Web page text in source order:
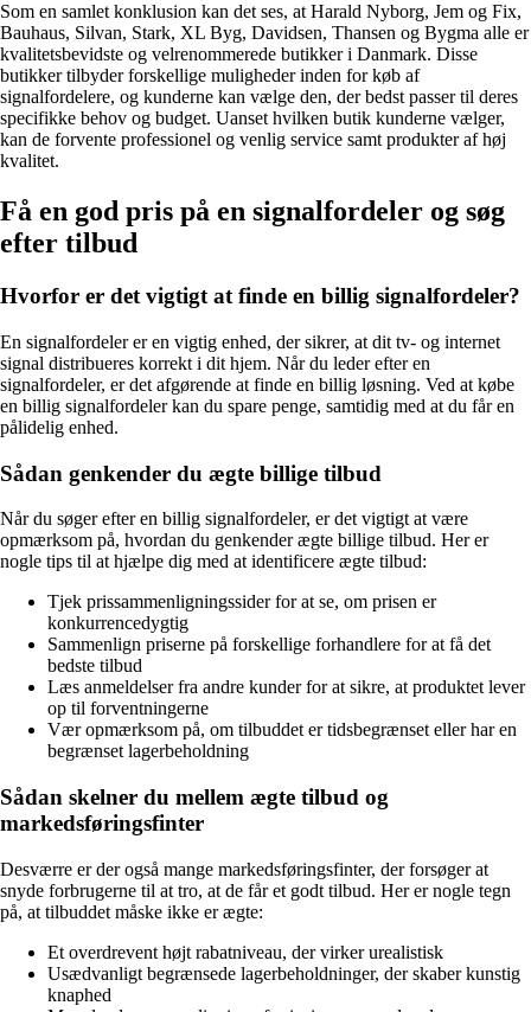
Som en samlet konklusion kan det ses, at Harald Nyborg, Jem og Fix,
Bauhaus, Silvan, Stark, XL Byg, Davidsen, Thansen og Bygma alle er
kvalitetsbevidste og velrenommerede butikker i Danmark. Disse
butikker tilbyder forskellige muligheder inden for køb af
signalfordelere, og kunderne kan vælge den, der bedst passer til deres
specifikke behov og budget. Uanset hvilken butik kunderne vælger,
kan de forvente professionel og venlig service samt produkter af høj
kvalitet.
Få en god pris på en signalfordeler og søg
efter tilbud
Hvorfor er det vigtigt at finde en billig signalfordeler?
En signalfordeler er en vigtig enhed, der sikrer, at dit tv- og internet
signal distribueres korrekt i dit hjem. Når du leder efter en
signalfordeler, er det afgørende at finde en billig løsning. Ved at købe
en billig signalfordeler kan du spare penge, samtidig med at du får en
pålidelig enhed.
Sådan genkender du ægte billige tilbud
Når du søger efter en billig signalfordeler, er det vigtigt at være
opmærksom på, hvordan du genkender ægte billige tilbud. Her er
nogle tips til at hjælpe dig med at identificere ægte tilbud:
Tjek prissammenligningssider for at se, om prisen er
konkurrencedygtig
Sammenlign priserne på forskellige forhandlere for at få det
bedste tilbud
Læs anmeldelser fra andre kunder for at sikre, at produktet lever
op til forventningerne
Vær opmærksom på, om tilbuddet er tidsbegrænset eller har en
begrænset lagerbeholdning
Sådan skelner du mellem ægte tilbud og
markedsføringsfinter
Desværre er der også mange markedsføringsfinter, der forsøger at
snyde forbrugerne til at tro, at de får et godt tilbud. Her er nogle tegn
på, at tilbuddet måske ikke er ægte:
Et overdrevent højt rabatniveau, der virker urealistisk
Usædvanligt begrænsede lagerbeholdninger, der skaber kunstig
knaphed